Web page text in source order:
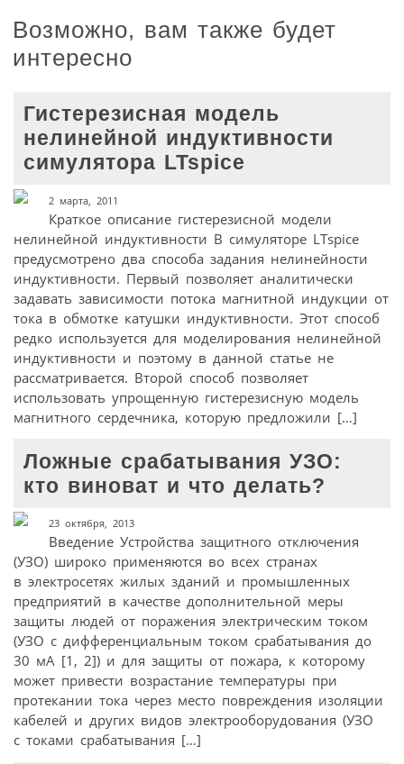
Возможно, вам также будет
интересно
Гистерезисная модель
нелинейной индуктивности
симулятора LTspice
2 марта, 2011
Краткое описание гистерезисной модели
нелинейной индуктивности В симуляторе LTspice
предусмотрено два способа задания нелинейности
индуктивности. Первый позволяет аналитически
задавать зависимости потока магнитной индукции от
тока в обмотке катушки индуктивности. Этот способ
редко используется для моделирования нелинейной
индуктивности и поэтому в данной статье не
рассматривается. Второй способ позволяет
использовать упрощенную гистерезисную модель
магнитного сердечника, которую предложили […]
Ложные срабатывания УЗО:
кто виноват и что делать?
23 октября, 2013
Введение Устройства защитного отключения
(УЗО) широко применяются во всех странах
в электросетях жилых зданий и промышленных
предприятий в качестве дополнительной меры
защиты людей от поражения электрическим током
(УЗО с дифференциальным током срабатывания до
30 мА [1, 2]) и для защиты от пожара, к которому
может привести возрастание температуры при
протекании тока через место повреждения изоляции
кабелей и других видов электрооборудования (УЗО
с токами срабатывания […]